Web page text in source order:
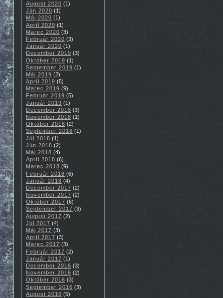
August 2020 (1)
Jún 2020 (1)
Máj 2020 (1)
Apríl 2020 (1)
Marec 2020 (3)
Február 2020 (3)
Január 2020 (1)
December 2019 (3)
Október 2019 (1)
September 2019 (1)
Máj 2019 (2)
Apríl 2019 (5)
Marec 2019 (9)
Február 2019 (5)
Január 2019 (1)
December 2018 (3)
November 2018 (1)
Október 2018 (2)
September 2018 (1)
Júl 2018 (1)
Jún 2018 (2)
Máj 2018 (4)
Apríl 2018 (6)
Marec 2018 (9)
Február 2018 (6)
Január 2018 (4)
December 2017 (2)
November 2017 (2)
Október 2017 (6)
September 2017 (3)
August 2017 (2)
Júl 2017 (4)
Máj 2017 (3)
Apríl 2017 (3)
Marec 2017 (3)
Február 2017 (2)
Január 2017 (1)
December 2016 (3)
November 2016 (2)
Október 2016 (3)
September 2016 (3)
August 2016 (5)